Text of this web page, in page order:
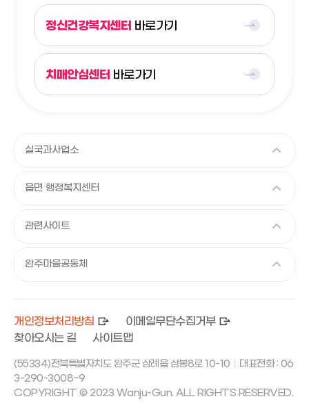
정신건강복지센터 바로가기
치매안심센터 바로가기
실국과사업소
읍면 행정복지센터
관련사이트
완주마을공동체
개인정보처리방침
이메일무단수집거부
찾아오시는 길
사이트맵
(55334)전북특별자치도 완주군 삼례읍 삼봉8로 10-10
대표전화 : 06
3-290-3008~9
COPYRIGHT © 2023 Wanju-Gun. ALL RIGHTS RESERVED.